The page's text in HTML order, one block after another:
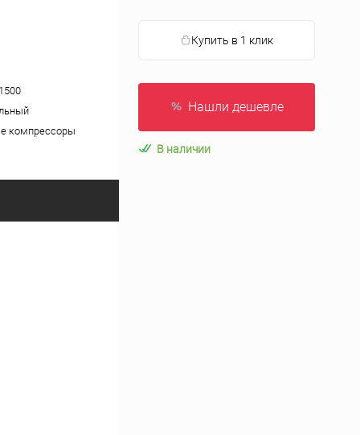
компрессоры
Купить в 1 клик
Нашли дешевле
В наличии